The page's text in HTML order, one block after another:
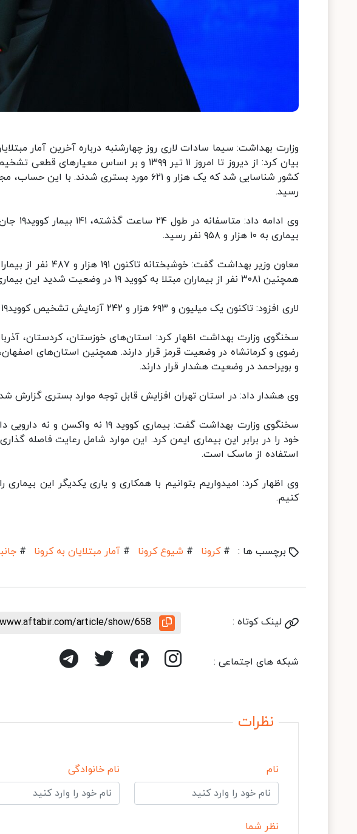
وزارت بهداشت: سیما سادات لاری روز چهارشنبه درباره آخرین آمار
رسید.
وی
بیماری به ۱۰ هزار و ۹۵۸ نفر رسید.
معاون وزیر بهداشت
همچنین ۳۰۸۱ نفر از بیماران مبتلا به کووید ۱۹ در وضعیت شدید این بیماری تحت مراقبت قرار دارند.
لاری افزود: تاکنون یک میلیون و ۶۹۳ هزار و ۲۴۲ آزمایش تشخیص کووید۱۹ در کشور انجام شده است.
سخنگوی وزارت بهداشت اظهار کرد: استان‌های خوزستان، کردستان،
رضوی و کرمانشاه در وضعیت قرمز قرار دارند. همچنین استان‌های
و بویراحمد در وضعیت هشدار قرار دارند.
وی هشدار داد: در استان تهران افزایش قابل توجه موارد بستری گزارش
خود را در برابر این بیماری ایمن کرد. این موارد شامل رعایت
استفاده از ماسک است.
وی اظهار کرد: امیدواریم بتوانیم با همکاری و یاری یکدیگر این
کنیم.
برچسب ها : # کرونا # شیوع کرونا # آمار مبتلایان به کرونا #
لینک کوتاه : article/show/658
شبکه های اجتماعی :
نظرات
نام نام خانوادگی
نظر شما